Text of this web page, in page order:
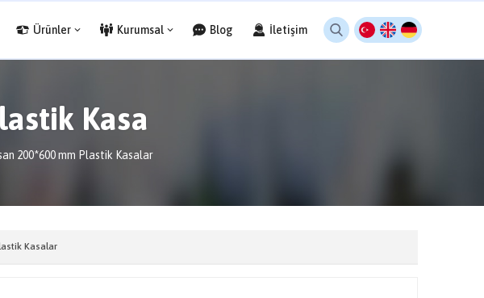
Ürünler Kurumsal Blog İletişim
Kasa
200*600 mm Plastik Kasalar
Kasalar